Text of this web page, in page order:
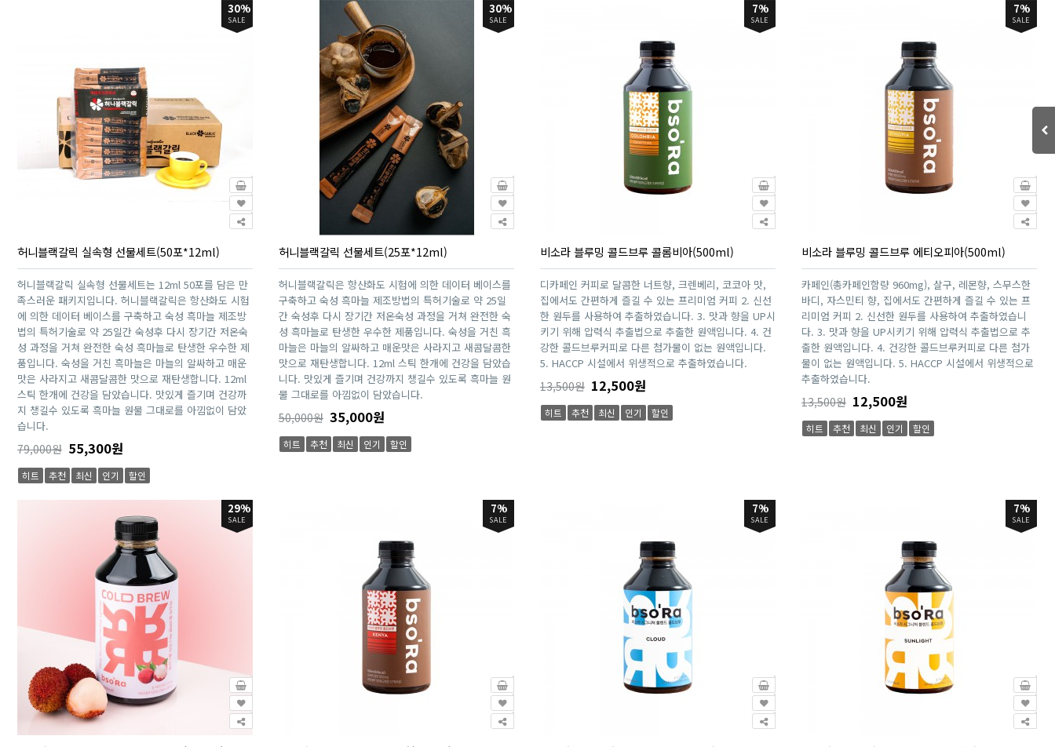
30%
SALE
허니블랙갈릭 실속형 선물세트(50포*12ml)
허니블랙갈릭 실속형 선물세트는 12ml 50포를 담은 만
족스러운 패키지입니다. 허니블랙갈릭은 항산화도 시험
에 의한 데이터 베이스를 구축하고 숙성 흑마늘 제조방
법의 특허기술로 약 25일간 숙성후 다시 장기간 저온숙
성 과정을 거쳐 완전한 숙성 흑마늘로 탄생한 우수한 제
품입니다. 숙성을 거친 흑마늘은 마늘의 알싸하고 매운
맛은 사라지고 새콤달콤한 맛으로 재탄생합니다. 12ml
스틱 한개에 건강을 담았습니다. 맛있게 즐기며 건강까
지 챙길수 있도록 흑마늘 원물 그대로를 아낌없이 담았
습니다.
79,000원 55,300원
히트 추천 최신 인기 할인
30%
SALE
허니블랙갈릭 선물세트(25포*12ml)
허니블랙갈릭은 항산화도 시험에 의한 데이터 베이스를
구축하고 숙성 흑마늘 제조방법의 특허기술로 약 25일
간 숙성후 다시 장기간 저온숙성 과정을 거쳐 완전한 숙
성 흑마늘로 탄생한 우수한 제품입니다. 숙성을 거친 흑
마늘은 마늘의 알싸하고 매운맛은 사라지고 새콤달콤한
맛으로 재탄생합니다. 12ml 스틱 한개에 건강을 담았습
니다. 맛있게 즐기며 건강까지 챙길수 있도록 흑마늘 원
물 그대로를 아낌없이 담았습니다.
50,000원 35,000원
히트 추천 최신 인기 할인
7%
SALE
비소라 블루밍 콜드브루 콜롬비아(500ml)
디카페인 커피로 달콤한 너트향, 크렌베리, 코코아 맛,
집에서도 간편하게 즐길 수 있는 프리미엄 커피 2. 신선
한 원두를 사용하여 추출하였습니다. 3. 맛과 향을 UP시
키기 위해 압력식 추출법으로 추출한 원액입니다. 4. 건
강한 콜드브루커피로 다른 첨가물이 없는 원액입니다.
5. HACCP 시설에서 위생적으로 추출하였습니다.
13,500원 12,500원
히트 추천 최신 인기 할인
7%
SALE
비소라 블루밍 콜드브루 에티오피아(500ml)
카페인(총카페인함량 960mg), 살구, 레몬향, 스무스한
바디, 자스민티 향, 집에서도 간편하게 즐길 수 있는 프
리미엄 커피 2. 신선한 원두를 사용하여 추출하였습니
다. 3. 맛과 향을 UP시키기 위해 압력식 추출법으로 추
출한 원액입니다. 4. 건강한 콜드브루커피로 다른 첨가
물이 없는 원액입니다. 5. HACCP 시설에서 위생적으로
추출하였습니다.
13,500원 12,500원
히트 추천 최신 인기 할인
29%
SALE
7%
SALE
7%
SALE
7%
SALE